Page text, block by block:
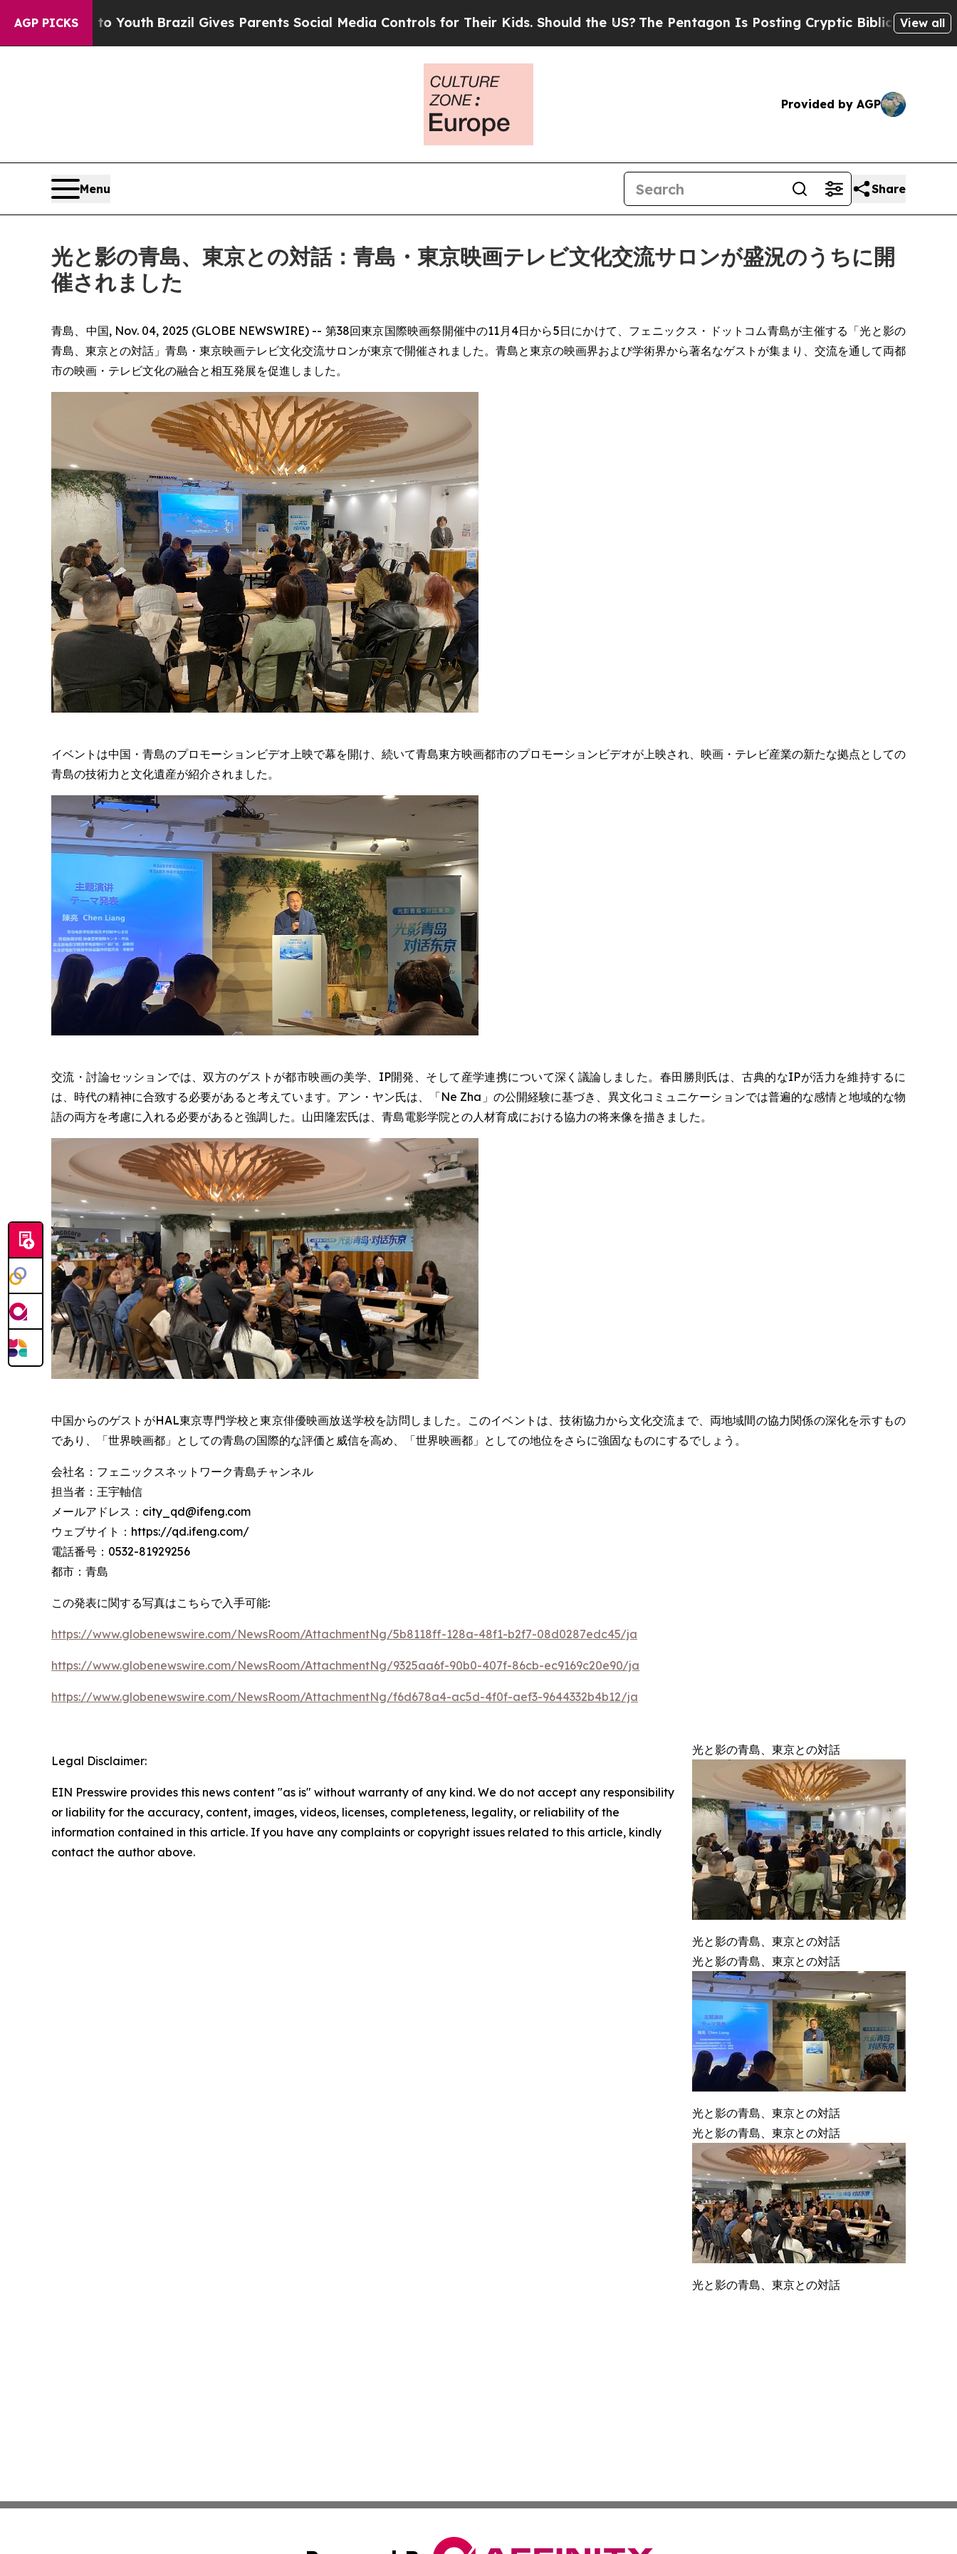
AGP PICKS
Brazil Gives Parents Social Media Controls for Their Kids. Should the US? The Pentagon Is Posting Cryptic Biblical Messages on Social
View all
Provided by AGP
Menu Share
光と影の青島、東京との対話：青島・東京映画テレビ文化交流サロンが盛況のうちに開
催されました
青島、中国, Nov. 04, 2025 (GLOBE NEWSWIRE) -- 第38回東京国際映画祭開催中の11月4日から5日にかけて、フェニックス・ドットコム青島が主催する「光と影の
青島、東京との対話」青島・東京映画テレビ文化交流サロンが東京で開催されました。青島と東京の映画界および学術界から著名なゲストが集まり、交流を通して両都
市の映画・テレビ文化の融合と相互発展を促進しました。
イベントは中国・青島のプロモーションビデオ上映で幕を開け、続いて青島東方映画都市のプロモーションビデオが上映され、映画・テレビ産業の新たな拠点としての
青島の技術力と文化遺産が紹介されました。
交流・討論セッションでは、双方のゲストが都市映画の美学、IP開発、そして産学連携について深く議論しました。春田勝則氏は、古典的なIPが活力を維持するに
は、時代の精神に合致する必要があると考えています。アン・ヤン氏は、「Ne Zha」の公開経験に基づき、異文化コミュニケーションでは普遍的な感情と地域的な物
語の両方を考慮に入れる必要があると強調した。山田隆宏氏は、青島電影学院との人材育成における協力の将来像を描きました。
中国からのゲストがHAL東京専門学校と東京俳優映画放送学校を訪問しました。このイベントは、技術協力から文化交流まで、両地域間の協力関係の深化を示すもの
であり、「世界映画都」としての青島の国際的な評価と威信を高め、「世界映画都」としての地位をさらに強固なものにするでしょう。
会社名：フェニックスネットワーク青島チャンネル
担当者：王宇軸信
メールアドレス：city_qd@ifeng.com
ウェブサイト：https://qd.ifeng.com/
電話番号：0532-81929256
都市：青島
この発表に関する写真はこちらで入手可能:
https://www.globenewswire.com/NewsRoom/AttachmentNg/5b8118ff-128a-48f1-b2f7-08d0287edc45/ja
https://www.globenewswire.com/NewsRoom/AttachmentNg/9325aa6f-90b0-407f-86cb-ec9169c20e90/ja
https://www.globenewswire.com/NewsRoom/AttachmentNg/f6d678a4-ac5d-4f0f-aef3-9644332b4b12/ja
光と影の青島、東京との対話
光と影の青島、東京との対話
光と影の青島、東京との対話
光と影の青島、東京との対話
光と影の青島、東京との対話
光と影の青島、東京との対話
Legal Disclaimer:
EIN Presswire provides this news content "as is" without warranty of any kind. We do not accept any responsibility
or liability for the accuracy, content, images, videos, licenses, completeness, legality, or reliability of the
information contained in this article. If you have any complaints or copyright issues related to this article, kindly
contact the author above.